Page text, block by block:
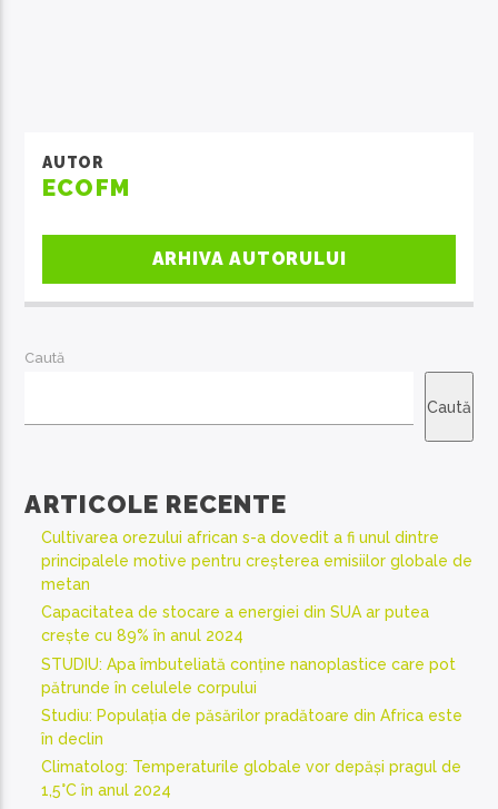
AUTOR
ECOFM
ARHIVA AUTORULUI
Caută
Caută
ARTICOLE RECENTE
Cultivarea orezului african s-a dovedit a fi unul dintre
principalele motive pentru creșterea emisiilor globale de
metan
Capacitatea de stocare a energiei din SUA ar putea
crește cu 89% în anul 2024
STUDIU: Apa îmbuteliată conține nanoplastice care pot
pătrunde în celulele corpului
Studiu: Populația de păsărilor pradătoare din Africa este
în declin
Climatolog: Temperaturile globale vor depăși pragul de
1,5°C în anul 2024